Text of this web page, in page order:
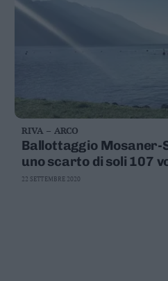
RIVA – ARCO
Ballottaggio Mosaner-
uno scarto di soli 107
22 SETTEMBRE 2020